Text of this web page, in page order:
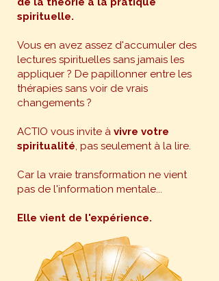
spirituelle.
Vous en avez assez d'accumuler des
lectures spirituelles sans jamais les
appliquer ? De papillonner entre les
thérapies sans voir de vrais
changements ?
ACTIO vous invite à vivre votre
spiritualité, pas seulement à la lire.
Car la vraie transformation ne vient
pas de l'information mentale...
Elle vient de l'expérience.